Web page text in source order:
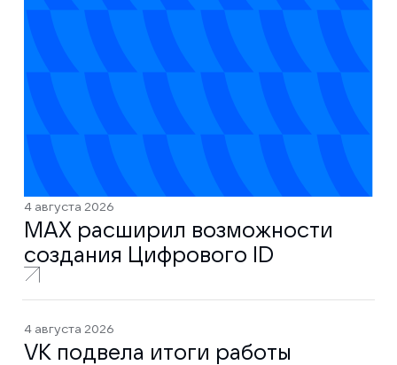
4 августа 2026
MAX расширил возможности
создания Цифрового ID
4 августа 2026
VK подвела итоги работы